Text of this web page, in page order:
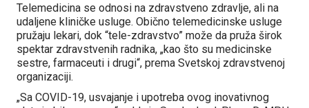
Telemedicina se odnosi na zdravstveno zdravlje, ali na
udaljene kliničke usluge. Obično telemedicinske usluge
pružaju lekari, dok “tele-zdravstvo” može da pruža širok
spektar zdravstvenih radnika, „kao što su medicinske
sestre, farmaceuti i drugi“, prema Svetskoj zdravstvenoj
organizaciji.
„Sa COVID-19, usvajanje i upotreba ovog inovativnog